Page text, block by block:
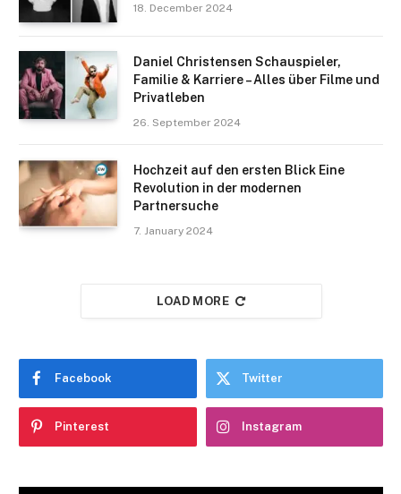
18. December 2024
Daniel Christensen Schauspieler,
Familie & Karriere – Alles über Filme und
Privatleben
26. September 2024
Hochzeit auf den ersten Blick Eine
Revolution in der modernen
Partnersuche
7. January 2024
LOAD MORE
Facebook Twitter
Pinterest Instagram